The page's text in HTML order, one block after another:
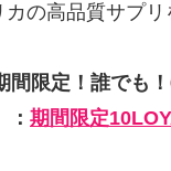
の高品質サプリ
間限定！誰でも
： 期間限定